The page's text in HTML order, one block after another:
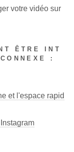
votre vidéo sur
ÊTRE INT
:
et l'espace rapid